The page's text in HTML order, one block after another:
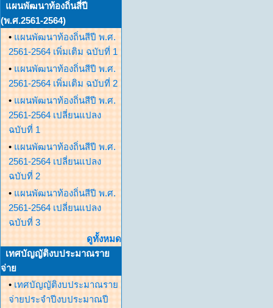
แผนพัฒนาท้องถิ่นสี่ปี
(พ.ศ.2561-2564)
• แผนพัฒนาท้องถิ่นสีปี พ.ศ.
2561-2564 เพิ่มเติม ฉบับที่ 1
• แผนพัฒนาท้องถิ่นสีปี พ.ศ.
2561-2564 เพิ่มเติม ฉบับที่ 2
• แผนพัฒนาท้องถิ่นสีปี พ.ศ.
2561-2564 เปลี่ยนแปลง
ฉบับที่ 1
• แผนพัฒนาท้องถิ่นสีปี พ.ศ.
2561-2564 เปลี่ยนแปลง
ฉบับที่ 2
• แผนพัฒนาท้องถิ่นสีปี พ.ศ.
2561-2564 เปลี่ยนแปลง
ฉบับที่ 3
ดูทั้งหมด
เทศบัญญัติงบประมาณราย
จ่าย
• เทศบัญญัติงบประมาณราย
จ่ายประจำปีงบประมาณปี